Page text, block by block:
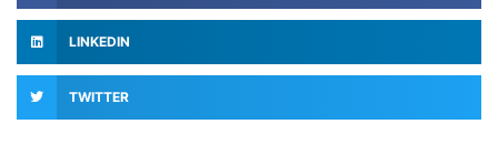
LINKEDIN
TWITTER